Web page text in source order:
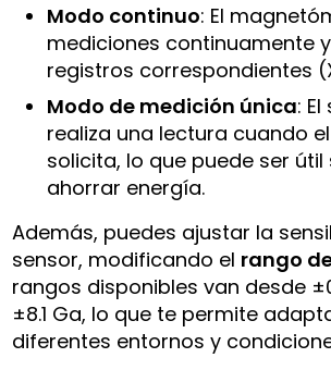
Modo continuo: El
mediciones continuamente
registros correspondientes
Modo de medición única:
realiza una lectura cuando
solicita, lo que puede ser útil
ahorrar energía.
Además, puedes ajustar la
sensor, modificando el rango
rangos disponibles van desde
±8.1 Ga, lo que te permite
diferentes entornos y